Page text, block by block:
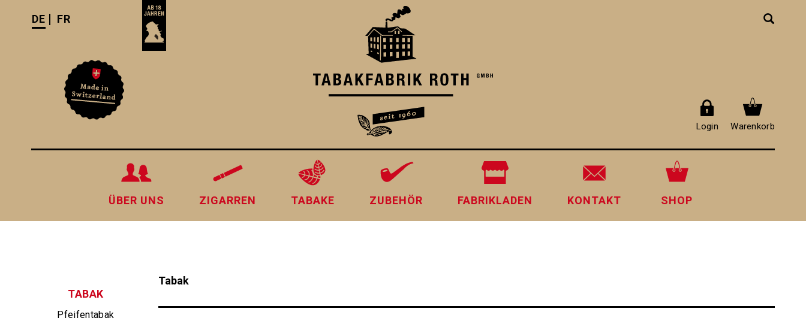
DE FR
Login Warenkorb
ÜBER UNS ZIGARREN TABAKE ZUBEHÖR FABRIKLADEN KONTAKT SHOP
TABAK
Pfeifentabak
Tabak